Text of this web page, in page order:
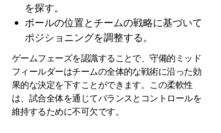
を探す。
ボールの位置とチームの戦略に基づいて
ポジショニングを調整する。
ゲームフェーズを認識することで、守備的ミッド
フィールダーはチームの全体的な戦術に沿った効
果的な決定を下すことができます。この柔軟性
は、試合全体を通じてバランスとコントロールを
維持するために不可欠です。